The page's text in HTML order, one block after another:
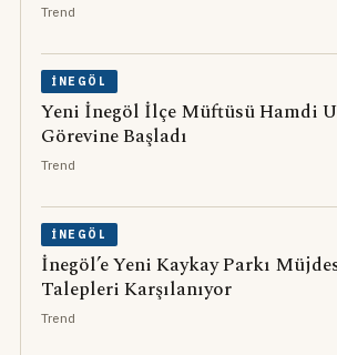
Trend
İNEGÖL
Yeni İnegöl İlçe Müftüsü Hamdi
Görevine Başladı
Trend
İNEGÖL
İnegöl’e Yeni Kaykay Parkı
Talepleri Karşılanıyor
Trend